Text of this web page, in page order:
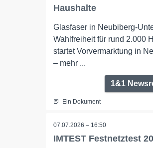
Haushalte
Glasfaser in Neubiberg-
Wahlfreiheit für rund 2.000
startet Vorvermarktung in
– mehr ...
1&1
Ein Dokument
07.07.2026 – 16:50
IMTEST Festnetztest